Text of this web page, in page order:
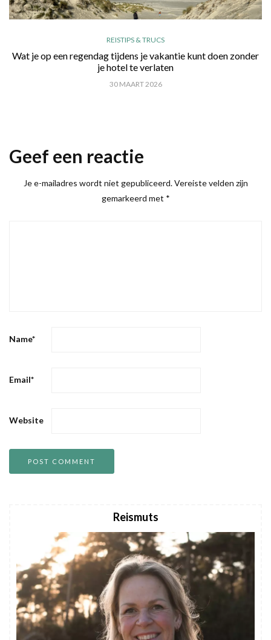
REISTIPS & TRUCS
Wat je op een regendag tijdens je vakantie kunt doen zonder
je hotel te verlaten
30 MAART 2026
Geef een reactie
Je e-mailadres wordt niet gepubliceerd. Vereiste velden zijn
gemarkeerd met *
Name*
Email*
Website
Reismuts